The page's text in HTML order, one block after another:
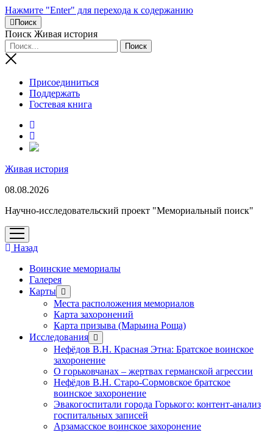
Нажмите "Enter" для перехода к содержанию
Поиск
Поиск Живая история
Присоединиться
Поддержать
Гостевая книга
RuTube
Живая история
08.08.2026
Научно-исследовательский проект "Мемориальный поиск"
открыть
меню
Назад
Воинские мемориалы
Галерея
Карты открыть
меню
Места расположения мемориалов
Карта захоронений
Карта призыва (Марьина Роща)
Исследования открыть
меню
Нефёдов В.Н. Красная Этна: Братское воинское
захоронение
О горьковчанах – жертвах германской агрессии
Нефёдов В.Н. Старо-Сормовское братское
воинское захоронение
Эвакогоспитали города Горького: контент-анализ
госпитальных записей
Арзамасское воинское захоронение